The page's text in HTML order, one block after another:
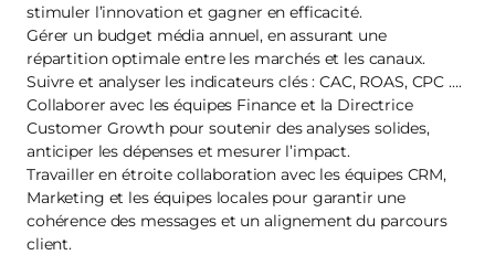
stimuler l’innovation et gagner en efficacité.
Gérer un budget média annuel, en assurant une
répartition optimale entre les marchés et les canaux.
Suivre et analyser les indicateurs clés : CAC, ROAS, CPC ….
Collaborer avec les équipes Finance et la Directrice
Customer Growth pour soutenir des analyses solides,
anticiper les dépenses et mesurer l’impact.
Travailler en étroite collaboration avec les équipes CRM,
Marketing et les équipes locales pour garantir une
cohérence des messages et un alignement du parcours
client.